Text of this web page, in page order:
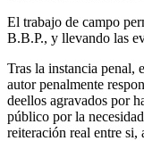
El trabajo de campo
B.B.P., y llevando las
Tras la instancia penal,
autor penalmente
deellos agravados por
público por la
reiteración real entre si,